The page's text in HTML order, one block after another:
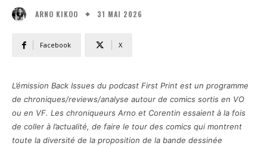
ARNO KIKOO 31 MAI 2026
Facebook X
L’émission Back Issues du podcast First Print est un programme
de chroniques/reviews/analyse autour de comics sortis en VO
ou en VF. Les chroniqueurs Arno et Corentin essaient à la fois
de coller à l’actualité, de faire le tour des comics qui montrent
toute la diversité de la proposition de la bande dessinée